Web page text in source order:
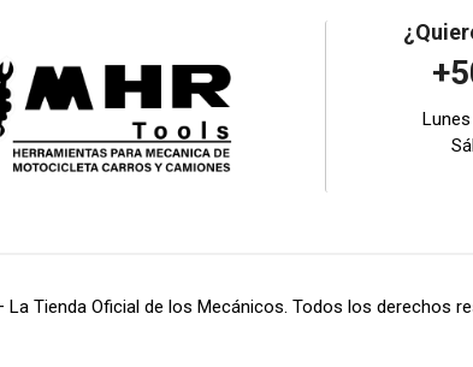
La Tienda Oficial de los Mecánicos. Todos los derechos